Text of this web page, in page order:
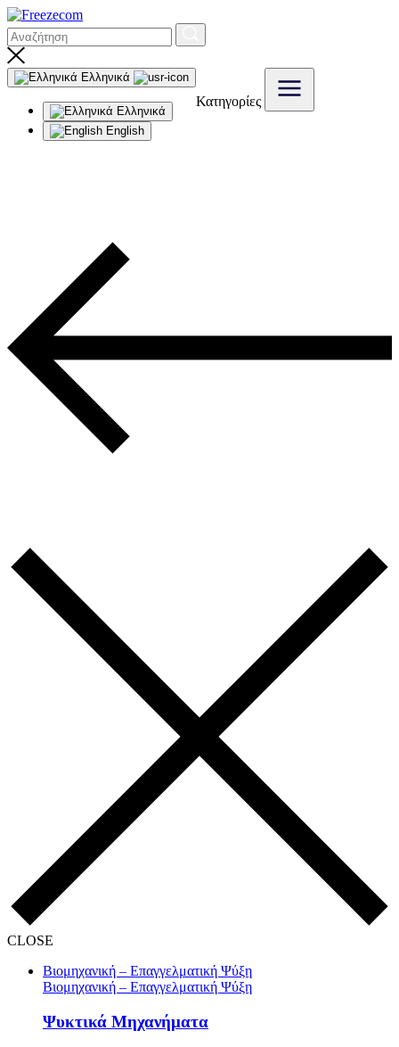
Ελληνικά
Ελληνικά
English
Κατηγορίες
CLOSE
Βιομηχανική – Επαγγελματική Ψύξη
Βιομηχανική – Επαγγελματική Ψύξη
Ψυκτικά Μηχανήματα